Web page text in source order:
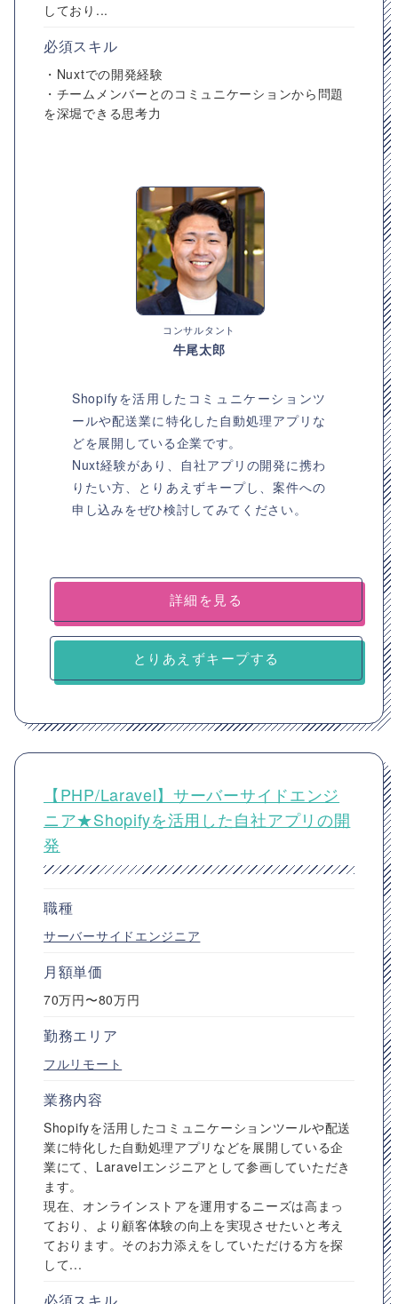
しており...
必須スキル
・Nuxtでの開発経験
・チームメンバーとのコミュニケーションから問題
を深堀できる思考力
コンサルタント
牛尾太郎
Shopifyを活用したコミュニケーションツ
ールや配送業に特化した自動処理アプリな
どを展開している企業です。
Nuxt経験があり、自社アプリの開発に携わ
りたい方、とりあえずキープし、案件への
申し込みをぜひ検討してみてください。
詳細を見る
とりあえずキープする
【PHP/Laravel】サーバーサイドエンジ
ニア★Shopifyを活用した自社アプリの開
発
職種
サーバーサイドエンジニア
月額単価
70万円〜80万円
勤務エリア
フルリモート
業務内容
Shopifyを活用したコミュニケーションツールや配送
業に特化した自動処理アプリなどを展開している企
業にて、Laravelエンジニアとして参画していただき
ます。
現在、オンラインストアを運用するニーズは高まっ
ており、より顧客体験の向上を実現させたいと考え
ております。そのお力添えをしていただける方を探
して...